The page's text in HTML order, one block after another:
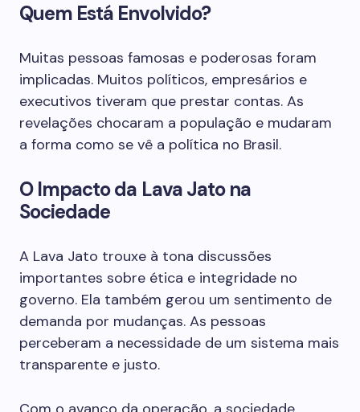
Quem Está Envolvido?
Muitas pessoas famosas e poderosas foram
implicadas. Muitos políticos, empresários e
executivos tiveram que prestar contas. As
revelações chocaram a população e mudaram
a forma como se vê a política no Brasil.
O Impacto da Lava Jato na
Sociedade
A Lava Jato trouxe à tona discussões
importantes sobre ética e integridade no
governo. Ela também gerou um sentimento de
demanda por mudanças. As pessoas
perceberam a necessidade de um sistema mais
transparente e justo.